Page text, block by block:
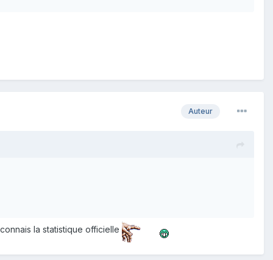
Auteur
la statistique officielle